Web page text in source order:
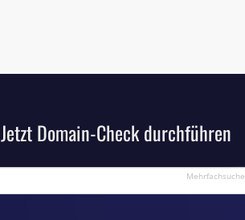
Jetzt Domain-Check durchführen
Mehrfachsuche